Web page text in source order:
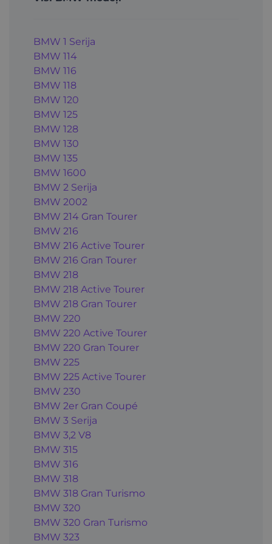
BMW 1 Serija
BMW 114
BMW 116
BMW 118
BMW 120
BMW 125
BMW 128
BMW 130
BMW 135
BMW 1600
BMW 2 Serija
BMW 2002
BMW 214 Gran Tourer
BMW 216
BMW 216 Active Tourer
BMW 216 Gran Tourer
BMW 218
BMW 218 Active Tourer
BMW 218 Gran Tourer
BMW 220
BMW 220 Active Tourer
BMW 220 Gran Tourer
BMW 225
BMW 225 Active Tourer
BMW 230
BMW 2er Gran Coupé
BMW 3 Serija
BMW 3,2 V8
BMW 315
BMW 316
BMW 318
BMW 318 Gran Turismo
BMW 320
BMW 320 Gran Turismo
BMW 323